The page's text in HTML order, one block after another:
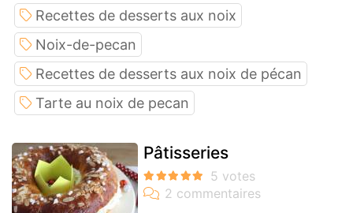
Recettes de desserts aux noix
Noix-de-pecan
Recettes de desserts aux noix de pécan
Tarte au noix de pecan
Pâtisseries